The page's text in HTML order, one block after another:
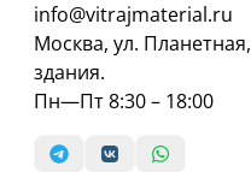
info@vitrajmaterial.ru
Москва, ул.
здания.
Пн—Пт 8:30 – 18:00